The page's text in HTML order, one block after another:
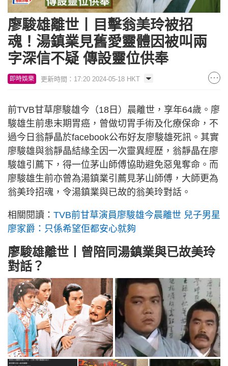
廖駿雄離世丨目擊翁美玲被招
魂！湯鎮業見舊愛靈體因被叫兩
字深信不疑 傳設靈位供奉
即時娛樂 更新時間：17:20 2024-05-18 HKT
前TVB甘草廖駿雄今（18日）晨離世，享年64歲。廖
駿雄生前患末期胃癌，曾做切胃手術及化療保命，不
過今日翁靜晶於facebook公布好友廖駿雄死訊。其實
廖駿雄與翁靜晶結緣全因一次靈異經歷，翁靜晶在廖
駿雄引薦下，得一位茅山師傅協助避免惡鬼奪命。而
廖駿雄生前亦曾為湯鎮業引薦見茅山師傅，大師更為
翁美玲招魂，令湯鎮業與已故的翁美玲對話。
相關閱讀： TVB前甘草演員廖駿雄今晨離世 兒子男星
廖家爵：只係希望佢都安心就夠
廖駿雄離世丨曾陪同湯鎮業與已故美玲
對話？